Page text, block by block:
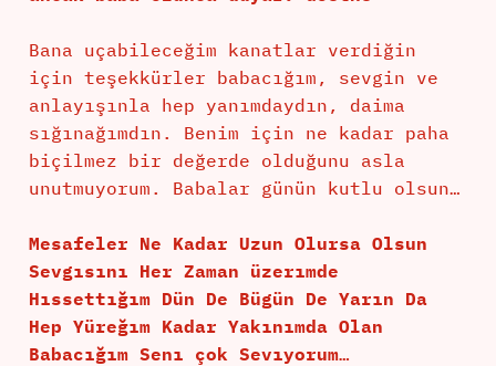
Bana uçabileceğim kanatlar verdiğin
için teşekkürler babacığım, sevgin ve
anlayışınla hep yanımdaydın, daima
sığınağımdın. Benim için ne kadar paha
biçilmez bir değerde olduğunu asla
unutmuyorum. Babalar günün kutlu olsun…
Mesafeler Ne Kadar Uzun Olursa Olsun
Sevgısını Her Zaman üzerımde
Hıssettığım Dün De Bügün De Yarın Da
Hep Yüreğım Kadar Yakınımda Olan
Babacığım Senı çok Sevıyorum…